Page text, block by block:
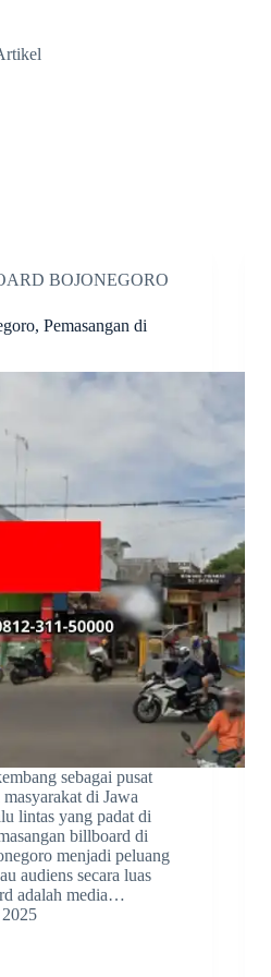
BOJONEGORO
Pemasangan di
sebagai pusat
di Jawa
lintas yang padat di
billboard di
menjadi peluang
audiens secara luas
adalah media…